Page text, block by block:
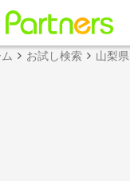
お試し検索 山梨県